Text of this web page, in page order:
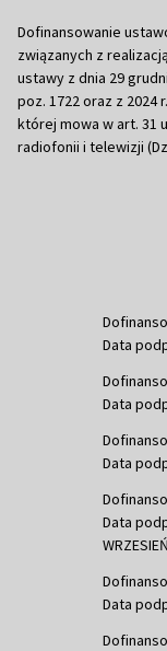
Dofinansowanie
związanych z
ustawy z dnia 29
poz. 1722 oraz z
której mowa w art. 31
radiofonii i telewizji
Data
Data
Data
Data
Data